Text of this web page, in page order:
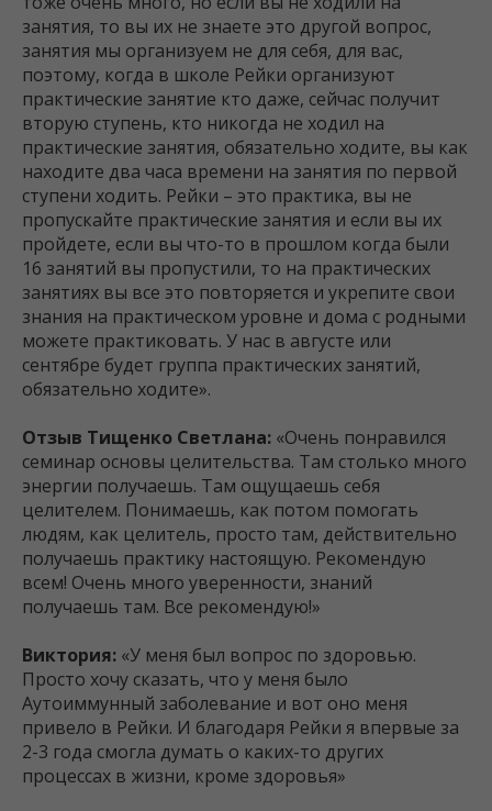
занятия, то вы их не знаете это другой вопрос,
занятия мы организуем не для себя, для вас,
поэтому, когда в школе Рейки организуют
практические занятие кто даже, сейчас получит
вторую ступень, кто никогда не ходил на
практические занятия, обязательно ходите, вы как
находите два часа времени на занятия по первой
ступени ходить. Рейки – это практика, вы не
пропускайте практические занятия и если вы их
пройдете, если вы что-то в прошлом когда были
16 занятий вы пропустили, то на практических
занятиях вы все это повторяется и укрепите свои
знания на практическом уровне и дома с родными
можете практиковать. У нас в августе или
сентябре будет группа практических занятий,
обязательно ходите».
Отзыв Тищенко Светлана: «Очень понравился
семинар основы целительства. Там столько много
энергии получаешь. Там ощущаешь себя
целителем. Понимаешь, как потом помогать
людям, как целитель, просто там, действительно
получаешь практику настоящую. Рекомендую
всем! Очень много уверенности, знаний
получаешь там. Все рекомендую!»
Виктория: «У меня был вопрос по здоровью.
Просто хочу сказать, что у меня было
Аутоиммунный заболевание и вот оно меня
привело в Рейки. И благодаря Рейки я впервые за
2-3 года смогла думать о каких-то других
процессах в жизни, кроме здоровья»